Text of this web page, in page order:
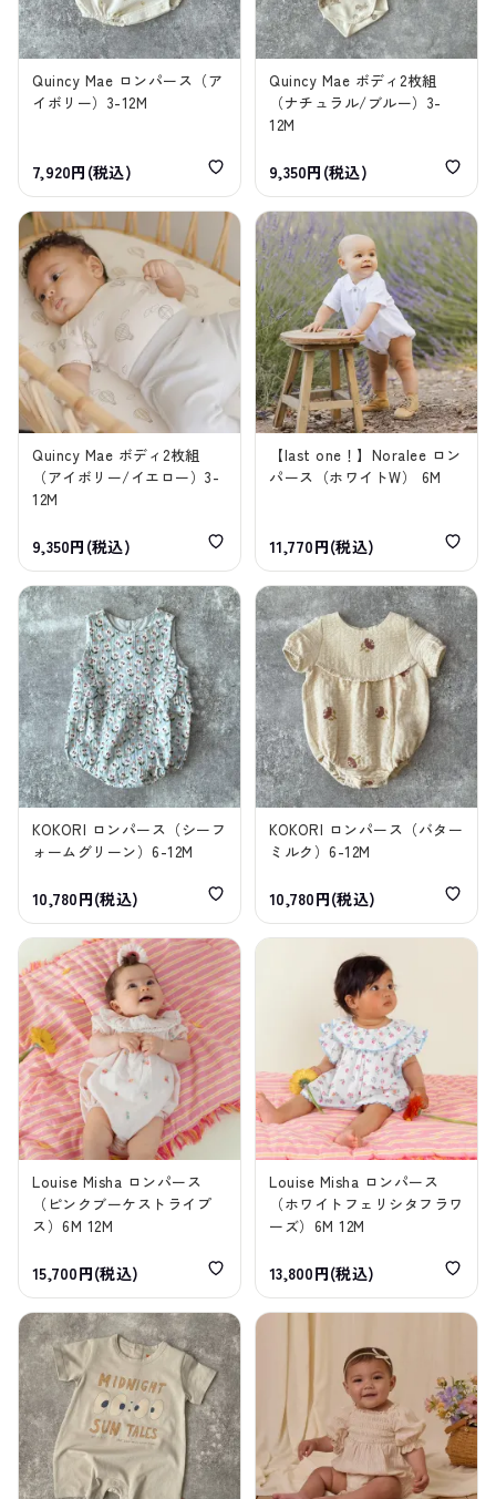
Quincy Mae ロンパース（ア
イボリー）3-12M
7,920円(税込)
Quincy Mae ボディ2枚組
（ナチュラル/ブルー）3-
12M
9,350円(税込)
Quincy Mae ボディ2枚組
（アイボリー/イエロー）3-
12M
9,350円(税込)
【last one！】Noralee ロン
パース（ホワイトW） 6M
11,770円(税込)
KOKORI ロンパース（シーフ
ォームグリーン）6-12M
10,780円(税込)
KOKORI ロンパース（バター
ミルク）6-12M
10,780円(税込)
Louise Misha ロンパース
（ピンクブーケストライプ
ス）6M 12M
15,700円(税込)
Louise Misha ロンパース
（ホワイトフェリシタフラワ
ーズ）6M 12M
13,800円(税込)